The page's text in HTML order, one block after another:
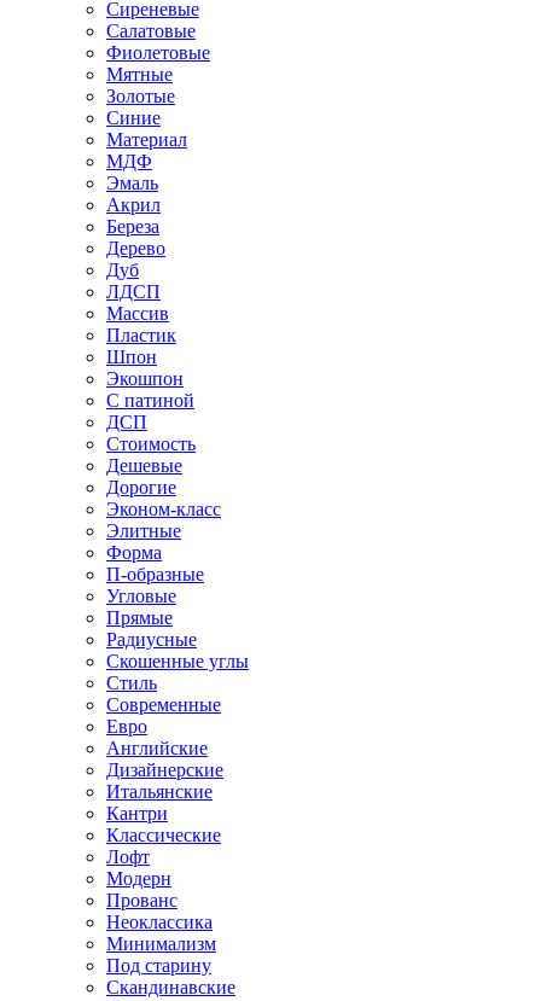
Сиреневые
Салатовые
Фиолетовые
Мятные
Золотые
Синие
Материал
МДФ
Эмаль
Акрил
Береза
Дерево
Дуб
ЛДСП
Массив
Пластик
Шпон
Экошпон
С патиной
ДСП
Стоимость
Дешевые
Дорогие
Эконом-класс
Элитные
Форма
П-образные
Угловые
Прямые
Радиусные
Скошенные углы
Стиль
Современные
Евро
Английские
Дизайнерские
Итальянские
Кантри
Классические
Лофт
Модерн
Прованс
Неоклассика
Минимализм
Под старину
Скандинавские